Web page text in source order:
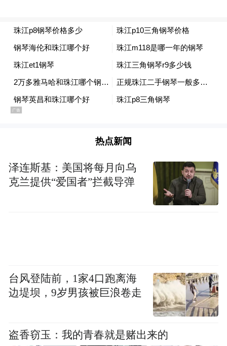
热点新闻
泽连斯基：美国将每月向乌
克兰提供“爱国者”拦截导弹
台风登陆前，1家4口跑离海
边堤坝，9岁男孩被巨浪卷走
盗香窃玉：我的青春就是赌出来的